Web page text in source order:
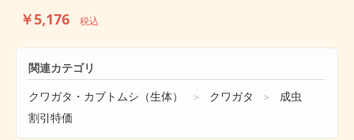
￥5,176 税込
関連カテゴリ
クワガタ・カブトムシ（生体）
＞ クワガタ ＞
成虫
割引特価